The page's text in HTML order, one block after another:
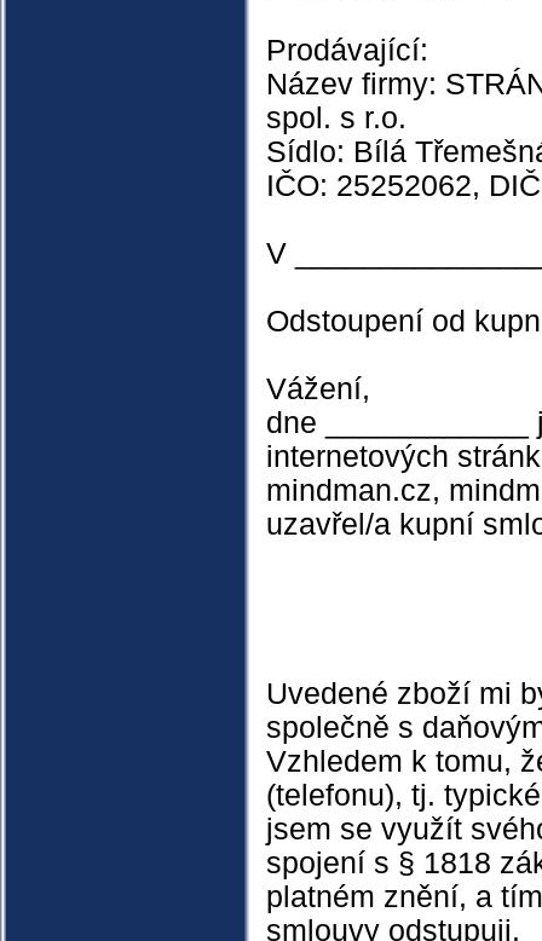
Prodávající:
Název firmy:
spol. s r.o.
Sídlo: Bílá
IČO: 25252062,
V
Odstoupení od
Vážení,
dne
internetových
mindman.cz,
uzavřel/a kupní
Uvedené zboží mi
společně s
Vzhledem k tomu,
(telefonu), tj.
jsem se využít
spojení s § 1818
platném znění, a
smlouvy odstupuji.